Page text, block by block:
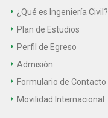
¿Qué es Ingeniería Civil?
Plan de Estudios
Perfil de Egreso
Admisión
Formulario de Contacto
Movilidad Internacional